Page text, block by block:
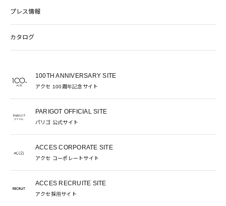
プレス情報
カタログ
100TH ANNIVERSARY SITE
アクセ 100周年記念サイト
PARIGOT OFFICIAL SITE
パリゴ 公式サイト
ACCES CORPORATE SITE
アクセ コーポレートサイト
ACCES RECRUITE SITE
アクセ採用サイト